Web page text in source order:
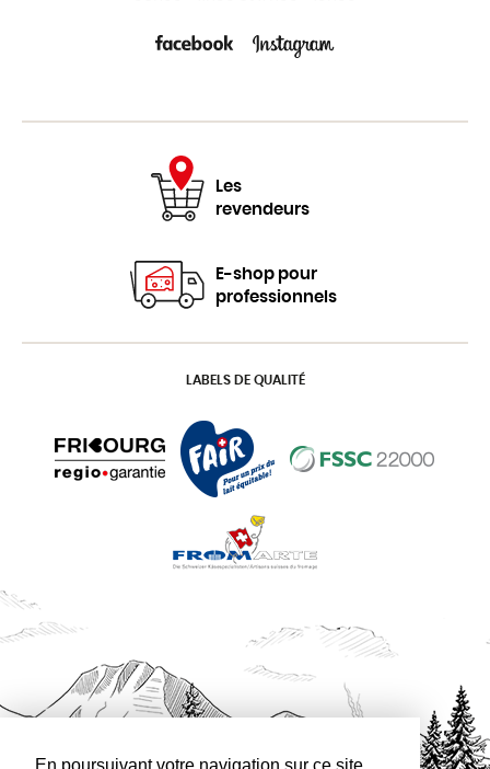
En poursuivant votre navigation sur ce site,
Les
revendeurs
E-shop pour
professionnels
LABELS DE QUALITÉ